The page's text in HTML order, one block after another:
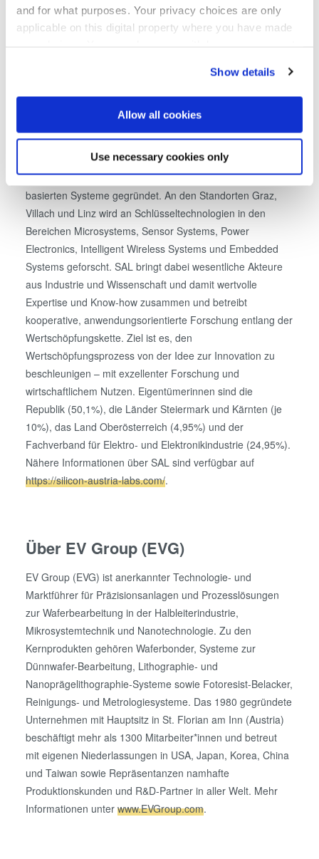
and for what purposes. Your privacy choices are only
applicable on this digital property where you have made
If you allow, we would also like to:
Collect information about your geographical location
Identify your device by actively scanning it for
specific characteristics (fingerprinting)
Find out more about how your personal data is processed
and set your preferences in thedetails section.
We use cookies to provide social media features and to
analyse our traffic. We also share information about your
use of our site with our social media, advertising and
analytics partners who may combine it with other
information that you’ve provided to them or that they’ve
collected from your use of their services. You consent to
our cookies if you continue to use our website.
Show details
Allow all cookies
Use necessary cookies only
November am Stand B1213 (Halle B1) auf der Messe
München zu besuchen.
Über Silicon Austria Labs (SAL)
Die Silicon Austria Labs GmbH (SAL) wurde 2018 im
Rahmen des Europäischen Forums Alpbach als
bundesländerübergreifendes, außeruniversitäres
Spitzenforschungszentrum im Bereich der elektronik-
basierten Systeme gegründet. An den Standorten Graz,
Villach und Linz wird an Schlüsseltechnologien in den
Bereichen Microsystems, Sensor Systems, Power
Electronics, Intelligent Wireless Systems und Embedded
Systems geforscht. SAL bringt dabei wesentliche Akteure
aus Industrie und Wissenschaft und damit wertvolle
Expertise und Know-how zusammen und betreibt
kooperative, anwendungsorientierte Forschung entlang der
Wertschöpfungskette. Ziel ist es, den
Wertschöpfungsprozess von der Idee zur Innovation zu
beschleunigen – mit exzellenter Forschung und
wirtschaftlichem Nutzen. Eigentümerinnen sind die
Republik (50,1%), die Länder Steiermark und Kärnten (je
10%), das Land Oberösterreich (4,95%) und der
Fachverband für Elektro- und Elektronikindustrie (24,95%).
Nähere Informationen über SAL sind verfügbar auf
https://silicon-austria-labs.com/.
Über EV Group (EVG)
EV Group (EVG) ist anerkannter Technologie- und
Marktführer für Präzisionsanlagen und Prozesslösungen
zur Waferbearbeitung in der Halbleiterindustrie,
Mikrosystemtechnik und Nanotechnologie. Zu den
Kernprodukten gehören Waferbonder, Systeme zur
Dünnwafer-Bearbeitung, Lithographie- und
Nanoprägelithographie-Systeme sowie Fotoresist-Belacker,
Reinigungs- und Metrologiesysteme. Das 1980 gegründete
Unternehmen mit Hauptsitz in St. Florian am Inn (Austria)
beschäftigt mehr als 1300 Mitarbeiter*innen und betreut
mit eigenen Niederlassungen in USA, Japan, Korea, China
und Taiwan sowie Repräsentanzen namhafte
Produktionskunden und R&D-Partner in aller Welt. Mehr
Informationen unterwww.EVGroup.com.